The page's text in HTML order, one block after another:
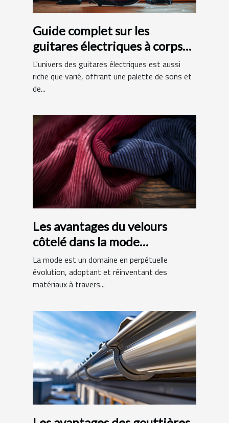
Guide complet sur les
guitares électriques à corps
en aulne et manche en érable
L'univers des guitares électriques est aussi
riche que varié, offrant une palette de sons et
de...
Les avantages du velours
côtelé dans la mode
contemporaine
La mode est un domaine en perpétuelle
évolution, adoptant et réinventant des
matériaux à travers...